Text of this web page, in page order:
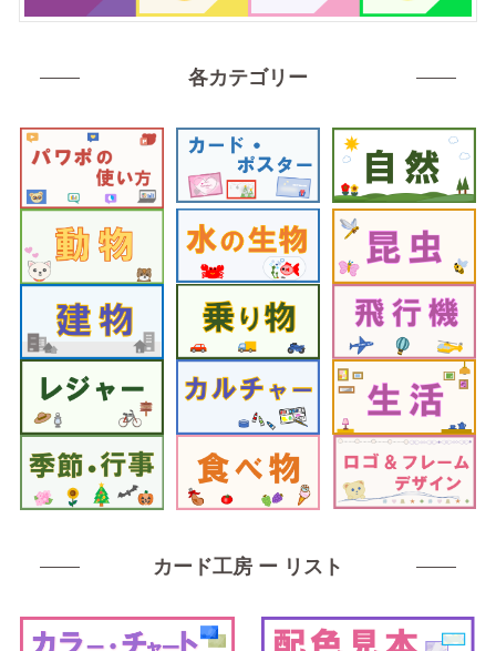
各カテゴリー
カード工房 ー リスト